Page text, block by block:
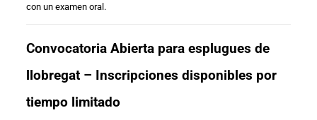
con un examen oral.
Convocatoria Abierta para esplugues de
llobregat – Inscripciones disponibles por
tiempo limitado